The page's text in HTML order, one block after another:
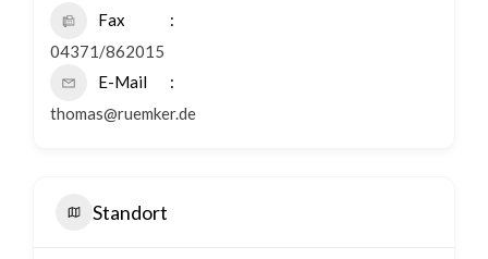
Fax
04371/862015
E-Mail
thomas@ruemker.de
Standort